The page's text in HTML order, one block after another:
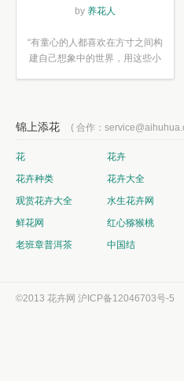
by 养花人
“有童心的人都喜欢在方寸之间构
建自己想象中的世界，用这些小
锦上添花 ( 合作：
花 花卉
花卉种类
花卉大全
观赏花卉大全
水生花卉网
鲜花网
红心猕猴桃
老班章普洱茶
中国结
©2013 花卉网 沪ICP备12046703号-5